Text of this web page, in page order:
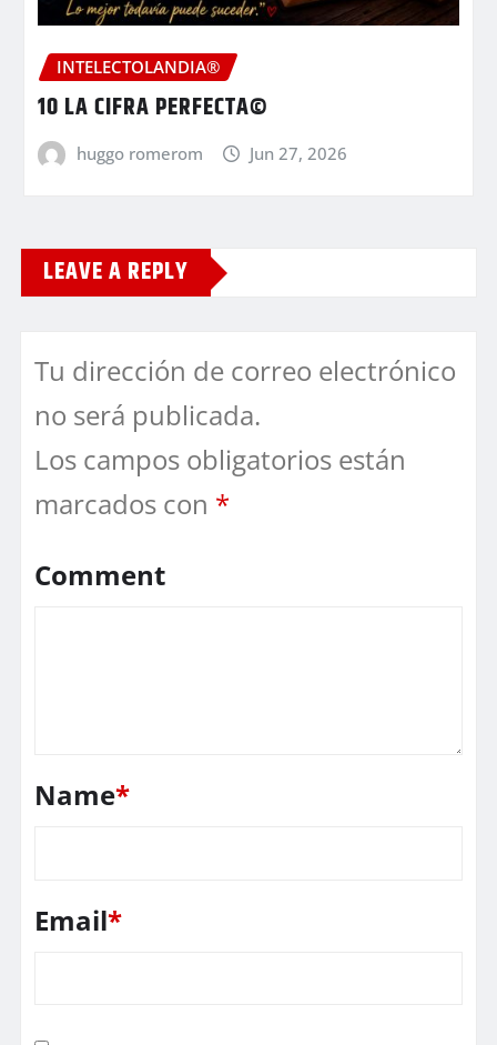
INTELECTOLANDIA®
10 LA CIFRA PERFECTA©
huggo romerom Jun 27, 2026
LEAVE A REPLY
Tu dirección de correo electrónico
no será publicada.
Los campos obligatorios están
marcados con *
Comment
Name*
Email*